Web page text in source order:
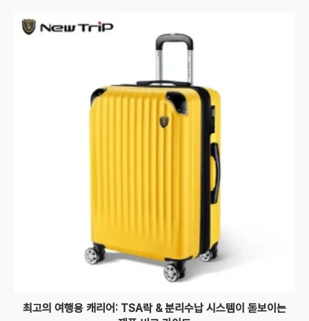
최고의 여행용 캐리어: TSA락 & 분리수납 시스템이 돋보이는